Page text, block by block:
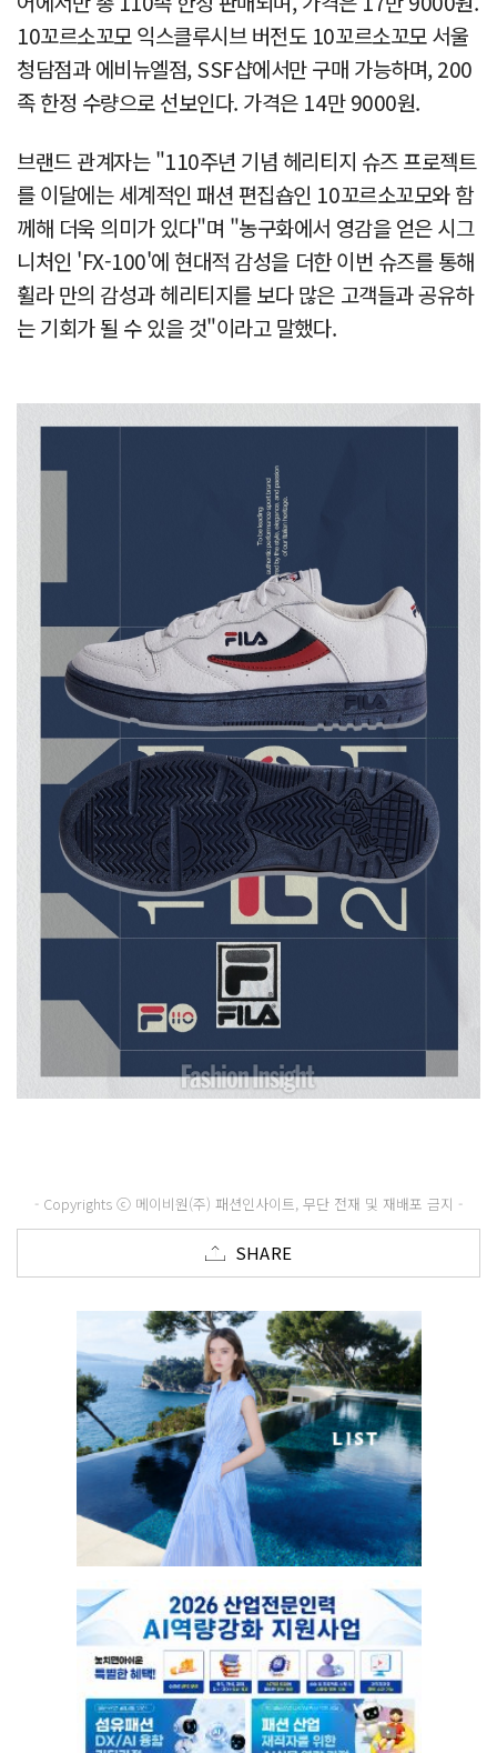
10꼬르소꼬모 익스클루시브 버전도 10꼬르소꼬모 서울
청담점과 에비뉴엘점, SSF샵에서만 구매 가능하며, 200
족 한정 수량으로 선보인다. 가격은 14만 9000원.
브랜드 관계자는 "110주년 기념 헤리티지 슈즈 프로젝트
를 이달에는 세계적인 패션 편집숍인 10꼬르소꼬모와 함
께해 더욱 의미가 있다"며 "농구화에서 영감을 얻은 시그
니처인 'FX-100'에 현대적 감성을 더한 이번 슈즈를 통해
휠라 만의 감성과 헤리티지를 보다 많은 고객들과 공유하
는 기회가 될 수 있을 것"이라고 말했다.
- Copyrights ⓒ 메이비원(주) 패션인사이트, 무단 전재 및 재배포 금지 -
SHARE